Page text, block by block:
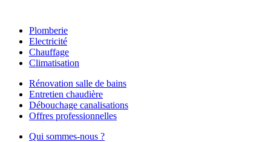
Plomberie
Electricité
Chauffage
Climatisation
Rénovation salle de bains
Entretien chaudière
Débouchage canalisations
Offres professionnelles
Qui sommes-nous ?